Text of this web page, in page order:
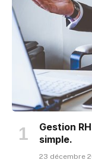
Gestion
simple.
23 décembre